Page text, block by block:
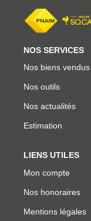
NOS SERVICES
Nos biens vendus
Nos outils
Nos actualités
Estimation
LIENS UTILES
Mon compte
Nos honoraires
Mentions légales